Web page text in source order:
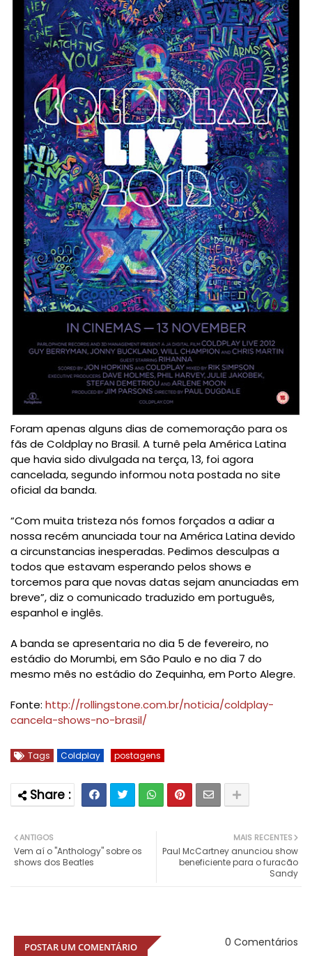
Foram apenas alguns dias de comemoração para os
fãs de Coldplay no Brasil. A turnê pela América Latina
que havia sido divulgada na terça, 13, foi agora
cancelada, segundo informou nota postada no site
oficial da banda.
“Com muita tristeza nós fomos forçados a adiar a
nossa recém anunciada tour na América Latina devido
a circunstancias inesperadas. Pedimos desculpas a
todos que estavam esperando pelos shows e
torcemos para que novas datas sejam anunciadas em
breve”, diz o comunicado traduzido em português,
espanhol e inglês.
A banda se apresentaria no dia 5 de fevereiro, no
estádio do Morumbi, em São Paulo e no dia 7 do
mesmo mês no estádio do Zequinha, em Porto Alegre.
Fonte: http://rollingstone.com.br/noticia/coldplay-
cancela-shows-no-brasil/
Tags Coldplay postagens
MAIS RECENTES
Paul McCartney anunciou show
beneficiente para o furacão
Sandy
ANTIGOS
Vem aí o "Anthology" sobre os
shows dos Beatles
POSTAR UM COMENTÁRIO 0 Comentários